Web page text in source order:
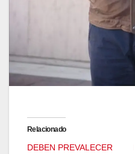
Relacionado
DEBEN PREVALECER